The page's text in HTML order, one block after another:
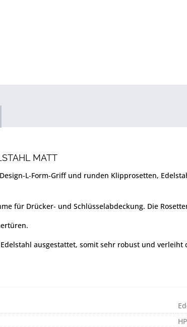
MATT
L-Form-Griff und runden Klipprosetten,
für Drücker- und Schlüsselabdeckung. Die
ausgestattet, somit sehr robust und verleiht